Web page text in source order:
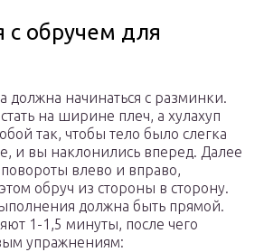
с обручем для
должна начинаться с разминки.
на ширине плеч, а хулахуп
так, чтобы тело было слегка
и вы наклонились вперед. Далее
влево и вправо,
обруч из стороны в сторону.
должна быть прямой.
1-1,5 минуты, после чего
упражнениям: